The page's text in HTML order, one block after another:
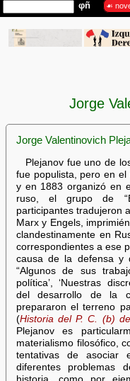
Jorge
Jorge Valentinovich
Plejanov fue uno de
fue populista, pero en
y en 1883 organizó en
ruso, el grupo de
participantes tradujeron
Marx y Engels,
clandestinamente en
correspondientes a ese
causa de la defensa y
“Algunos de sus
política’, ‘Nuestras
del desarrollo de la
prepararon el terreno
(Historia del P. C. (b)
Plejanov es
materialismo filosófico,
tentativas de asociar
diferentes problemas